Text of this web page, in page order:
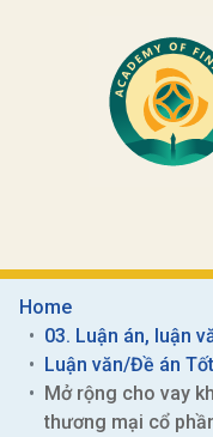
Home
03. Luận án, luận
Luận văn/Đề án
Mở rộng cho vay
thương mại cổ